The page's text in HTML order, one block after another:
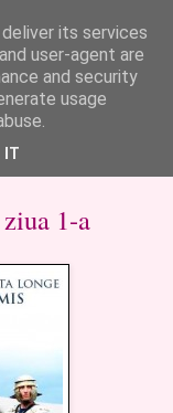
cum am
1-a
its services
user-agent are
and security
usage
IT